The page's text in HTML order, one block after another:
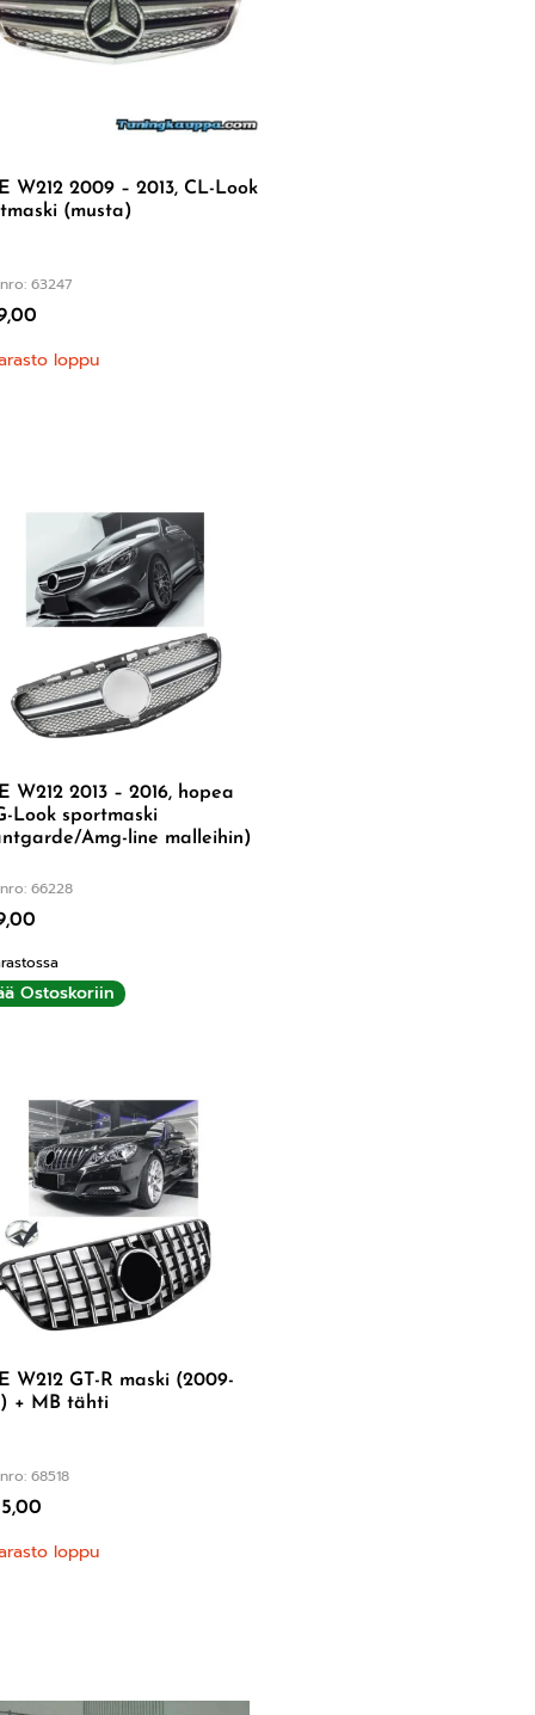
W212 2009 – 2013, CL-Look
(musta)
63247
loppu
W212 2013 – 2016, hopea
Look sportmaski
Amg-line malleihin)
66228
Ostoskoriin
W212 GT-R maski (2009-
+ MB tähti
68518
loppu